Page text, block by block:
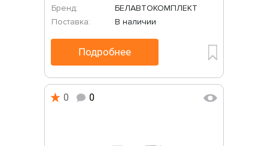
Бренд:
БЕЛАВТОКОМПЛЕКТ
Поставка:
В наличии
Подробнее
0 0